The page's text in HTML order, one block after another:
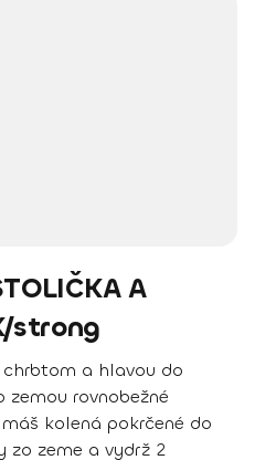
A
strong
chrbtom a hlavou do
zemou rovnobežné
kolená pokrčené do
zo zeme a vydrž 2